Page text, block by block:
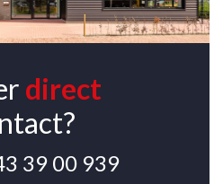
direct
39 00 939